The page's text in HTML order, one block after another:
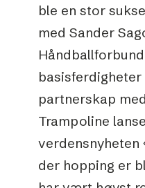
ble en stor
med Sander
partnerskap
Trampoline
verdensnyheten
der hopping er